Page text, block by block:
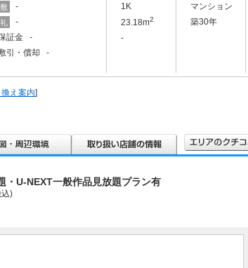
敷 -
礼
-
証金 -
引・償却 -
1K
23.18m2
-
マンション
築30年
え案内]
・U-NEXT一般作品見放題プラン有
)